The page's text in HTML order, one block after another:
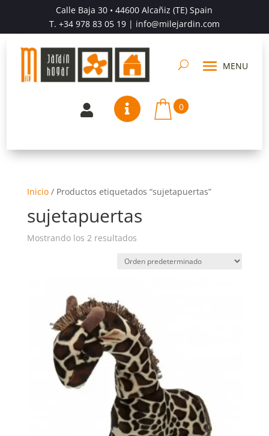
Calle Baja 30 • 44600 Alcañiz (TE) Spain
T. +34 978 83 05 19| info@milejardin.com
  0
Inicio/ Productos etiquetados “sujetapuertas”
sujetapuertas
Mostrando los 2 resultados